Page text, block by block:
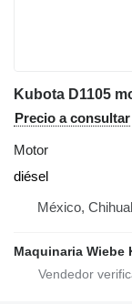
Kubota D1105
Precio a consultar
Motor
diésel
México,
Maquinaria Wiebe